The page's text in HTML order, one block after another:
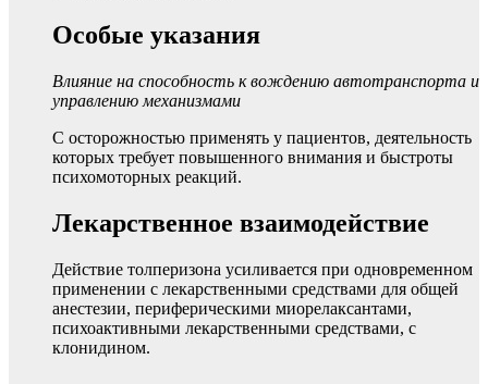
Особые указания
Влияние на способность к вождению автотранспорта и
управлению механизмами
С осторожностью применять у пациентов, деятельность
которых требует повышенного внимания и быстроты
психомоторных реакций.
Лекарственное взаимодействие
Действие толперизона усиливается при одновременном
применении с лекарственными средствами для общей
анестезии, периферическими миорелаксантами,
психоактивными лекарственными средствами, с
клонидином.